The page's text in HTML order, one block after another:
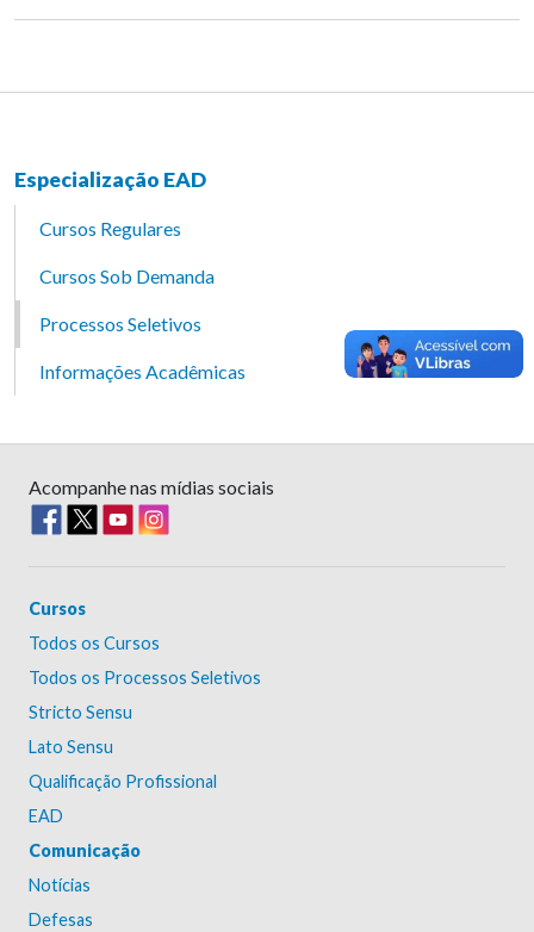
Especialização EAD
Cursos Regulares
Cursos Sob Demanda
Processos Seletivos
Informações Acadêmicas
Acompanhe nas mídias sociais
Cursos
Todos os Cursos
Todos os Processos Seletivos
Stricto Sensu
Lato Sensu
Qualificação Profissional
EAD
Comunicação
Notícias
Defesas